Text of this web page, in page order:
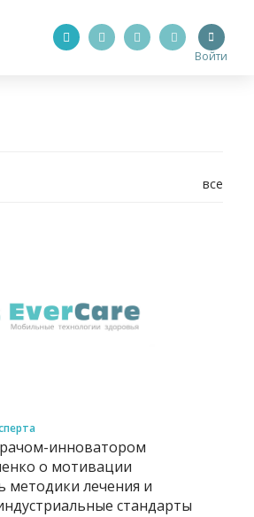
Войти
все
инноватором
о мотивации
методики лечения и
стандарты